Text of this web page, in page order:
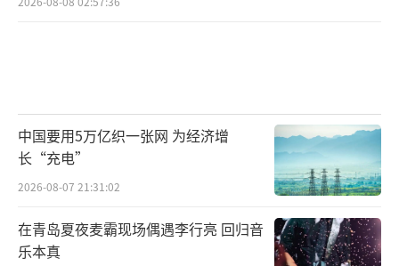
中国要用5万亿织一张网 为经济增
长“充电”
2026-08-07 21:31:02
在青岛夏夜麦霸现场偶遇李行亮 回归音
乐本真